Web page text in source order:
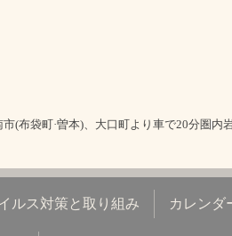
(布袋町·曽本)、大口町より車で20分圏内
ルス対策と取り組み カレンダ